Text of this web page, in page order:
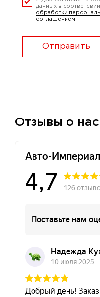
данных в
обработки
соглашением
Отправить
Отзывы о нас